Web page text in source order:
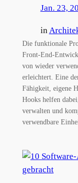
Jan. 23,
in
Die funktionale
Front-End-
von wieder
erleichtert. Eine
Fähigkeit, eigene
Hooks helfen
verwalten und
verwendbare